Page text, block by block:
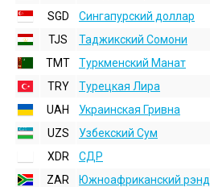
SGD
Сингапурский доллар
TJS
Таджикский Сомони
TMT
Туркменский Манат
TRY
Турецкая Лира
UAH
Украинская Гривна
UZS
Узбекский Сум
XDR
СДР
ZAR
Южноафриканский рэнд